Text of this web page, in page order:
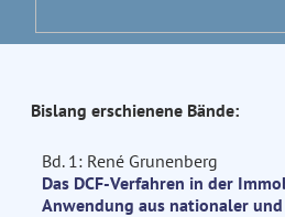
Bislang erschienene Bände:
Bd. 1: René Grunenberg
Das DCF-Verfahren in der
Anwendung aus nationaler